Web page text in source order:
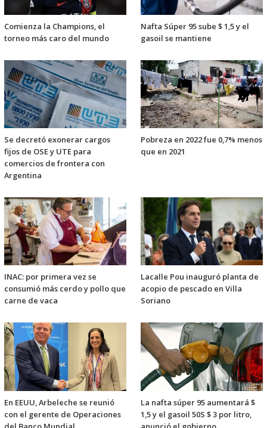
Comienza la Champions, el
torneo más caro del mundo
Nafta Súper 95 sube $ 1,5 y el
gasoil se mantiene
Se decretó exonerar cargos
fijos de OSE y UTE para
comercios de frontera con
Argentina
Pobreza en 2022 fue 0,7% menos
que en 2021
INAC: por primera vez se
consumió más cerdo y pollo que
carne de vaca
Lacalle Pou inauguró planta de
acopio de pescado en Villa
Soriano
En EEUU, Arbeleche se reunió
con el gerente de Operaciones
La nafta súper 95 aumentará $
1,5 y el gasoil 50S $ 3 por litro,